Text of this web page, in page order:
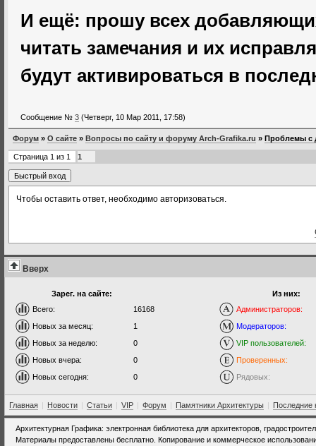
И ещё: прошу всех
читать замечания и их
будут активироваться в
Сообщение № 3 (Четверг, 10 Мар 2011, 17:58)
Форум » О сайте » Вопросы по сайту и форуму Arch-Grafika.ru » Проблемы с
Страница 1 из 1 1
Чтобы оставить ответ, необходимо авторизоваться.
Вверх
Зарег. на сайте:
Всего:
16168
Новых за месяц:
1
Новых за неделю:
0
Новых вчера:
0
Новых сегодня:
0
Из них:
Администраторов:
Модераторов:
VIP пользователей:
Проверенных:
Рядовых:
Главная | Новости | Статьи | VIP | Форум | Памятники Архитектуры | Последние
Архитектурная Графика: электронная библиотека для архитекторов,
Материалы предоставлены бесплатно. Копирование и коммерческое